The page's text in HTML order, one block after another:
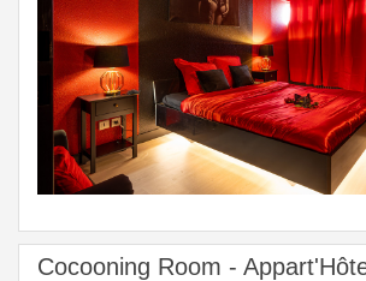
Cocooning Room -